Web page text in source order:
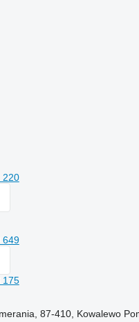
220
649
175
87-410, Kowalewo